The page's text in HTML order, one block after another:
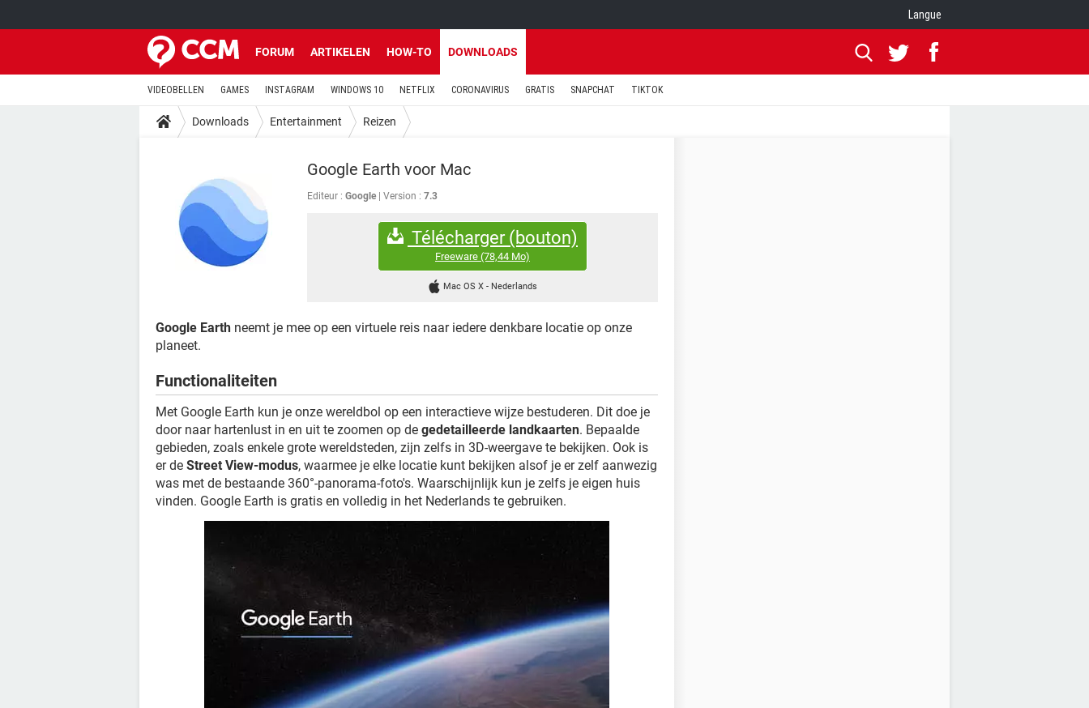
Langue
FORUM ARTIKELEN HOW-TO DOWNLOADS
VIDEOBELLEN GAMES INSTAGRAM WINDOWS 10 NETFLIX CORONAVIRUS GRATIS SNAPCHAT TIKTOK
Downloads Entertainment Reizen
Google Earth voor Mac
Editeur : Google Version : 7.3
Télécharger (bouton)
Freeware (78,44 Mo)
Mac OS X- Nederlands
Google Earth neemt je mee op een virtuele reis naar iedere denkbare locatie op onze
planeet.
Functionaliteiten
Met Google Earth kun je onze wereldbol op een interactieve wijze bestuderen. Dit doe je
door naar hartenlust in en uit te zoomen op de gedetailleerde landkaarten. Bepaalde
gebieden, zoals enkele grote wereldsteden, zijn zelfs in 3D-weergave te bekijken. Ook is
er de Street View-modus, waarmee je elke locatie kunt bekijken alsof je er zelf aanwezig
was met de bestaande 360°-panorama-foto's. Waarschijnlijk kun je zelfs je eigen huis
vinden. Google Earth is gratis en volledig in het Nederlands te gebruiken.